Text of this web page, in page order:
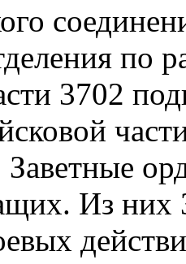
по
3702
Из них